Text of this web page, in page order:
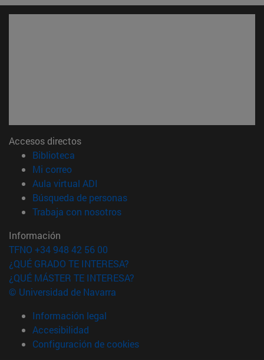
Accesos directos
Biblioteca
Mi correo(abre en nueva ventana)
Aula virtual ADI
Búsqueda de personas(abre en nueva ventana)
Trabaja con nosotros(abre en nueva ventana)
Información
TFNO +34 948 42 56 00
¿QUÉ GRADO TE INTERESA?
¿QUÉ MÁSTER TE INTERESA?
© Universidad de Navarra
Información legal
Accesibilidad
Configuración de cookies